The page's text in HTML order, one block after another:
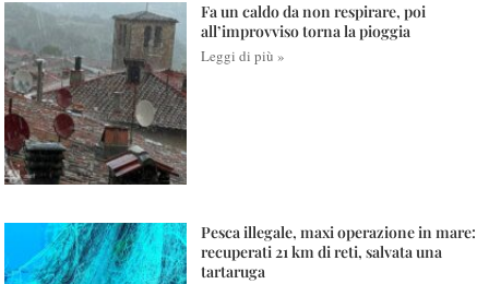
Fa un caldo da non respirare, poi
all’improvviso torna la pioggia
Leggi di più »
Pesca illegale, maxi operazione in mare:
recuperati 21 km di reti, salvata una
tartaruga